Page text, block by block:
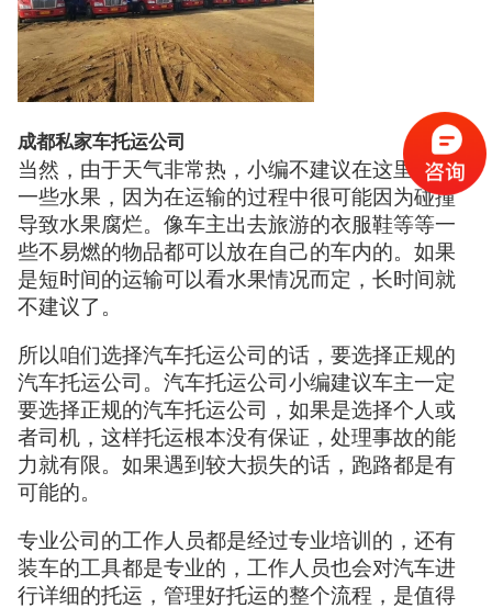
成都私家车托运公司
当然，由于天气非常热，小编不建议在这里防止
一些水果，因为在运输的过程中很可能因为碰撞
导致水果腐烂。像车主出去旅游的衣服鞋等等一
些不易燃的物品都可以放在自己的车内的。如果
是短时间的运输可以看水果情况而定，长时间就
不建议了。
所以咱们选择汽车托运公司的话，要选择正规的
汽车托运公司。汽车托运公司小编建议车主一定
要选择正规的汽车托运公司，如果是选择个人或
者司机，这样托运根本没有保证，处理事故的能
力就有限。如果遇到较大损失的话，跑路都是有
可能的。
专业公司的工作人员都是经过专业培训的，还有
装车的工具都是专业的，工作人员也会对汽车进
行详细的托运，管理好托运的整个流程，是值得